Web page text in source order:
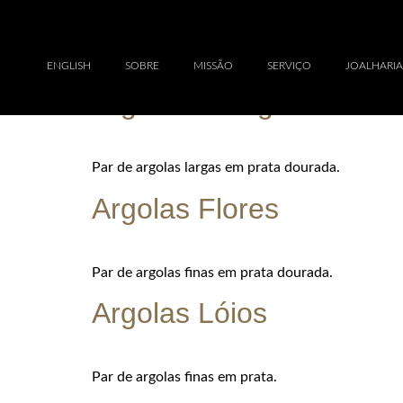
ENGLISH SOBRE MISSÃO SERVIÇO JOALHARIA
Par de argolas finas em prata dourada.
Par de argolas largas em prata dourada.
Argolas Flores
Par de argolas finas em prata dourada.
Argolas Lóios
Par de argolas finas em prata.